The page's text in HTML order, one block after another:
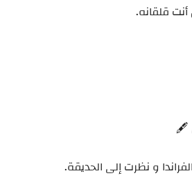
قلقانه.
🖋️
و نظرت إلى الحديقة.